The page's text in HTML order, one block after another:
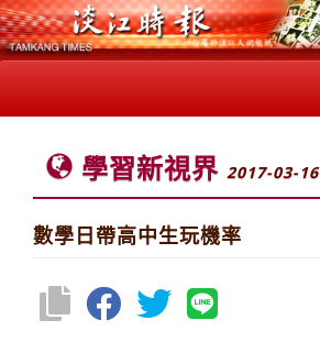
學習新視界 2017-03-16
數學日帶高中生玩機率